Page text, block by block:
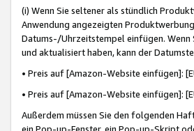
(i) Wenn Sie seltener als stündlich
Anwendung angezeigten
Datums-/Uhrzeitstempel einfügen. Wenn
und aktualisiert haben, kann der
• Preis auf [Amazon-Website einfügen]:
• Preis auf [Amazon-Website einfügen]:
Außerdem müssen Sie den folgenden
ein Pop-up-Fenster, ein Pop-up-Skript